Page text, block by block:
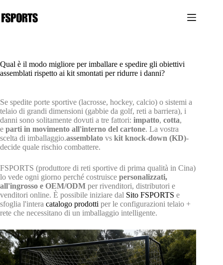
al
contenuto
Qual è il modo migliore per imballare e spedire gli obiettivi
assemblati rispetto ai kit smontati per ridurre i danni?
Se spedite porte sportive (lacrosse, hockey, calcio) o sistemi a
telaio di grandi dimensioni (gabbie da golf, reti a barriera), i
danni sono solitamente dovuti a tre fattori: impatto, cotta,
e parti in movimento all'interno del cartone. La vostra
scelta di imballaggio.assemblato vs kit knock-down (KD)-
decide quale rischio combattere.
FSPORTS (produttore di reti sportive di prima qualità in Cina)
lo vede ogni giorno perché costruisce personalizzati,
all'ingrosso e OEM/ODM per rivenditori, distributori e
venditori online. È possibile iniziare dal Sito FSPORTS e
sfoglia l'intera catalogo prodotti per le configurazioni telaio +
rete che necessitano di un imballaggio intelligente.